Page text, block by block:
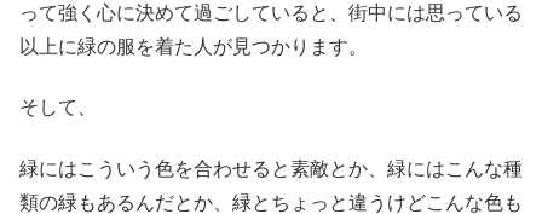
って強く心に決めて過ごしていると、街中には思っている
以上に緑の服を着た人が見つかります。
そして、
緑にはこういう色を合わせると素敵とか、緑にはこんな種
類の緑もあるんだとか、緑とちょっと違うけどこんな色も